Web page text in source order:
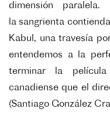
dimensión
lasangrienta
Kabul, una travesía
entendemos a la
terminar la
canadiense que el
(Santiago González